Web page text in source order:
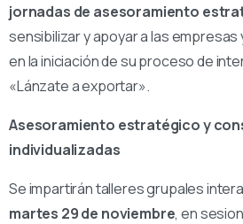
jornadas de asesoramiento
sensibilizar y apoyar a las empresas
en la iniciación de su proceso de
«Lánzate a exportar».
Asesoramiento estratégico y
individualizadas
Se impartirán talleres grupales
martes 29 de noviembre, en